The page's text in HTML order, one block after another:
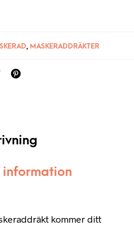
, MASKERADDRÄKTER
kommer ditt